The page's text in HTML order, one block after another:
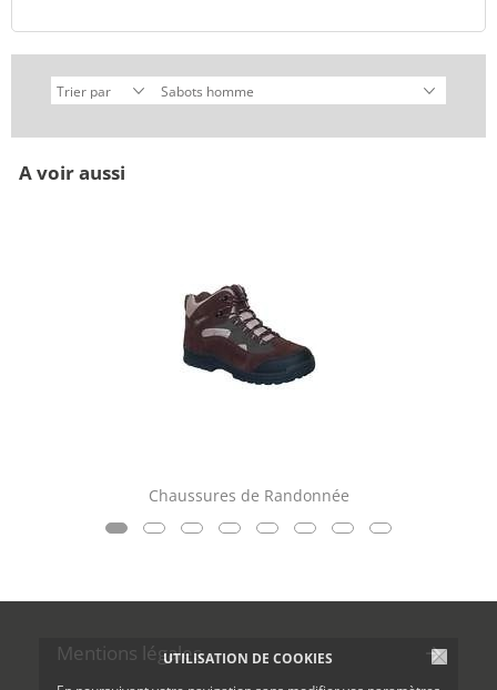
UTILISATION DE COOKIES
A voir aussi
Chaussures de Randonnée
Mentions légales